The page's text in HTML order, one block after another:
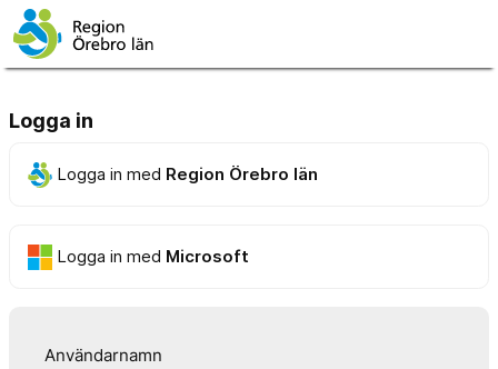
Logga in
Logga in med Region Örebro län
Logga in med Microsoft
Användarnamn